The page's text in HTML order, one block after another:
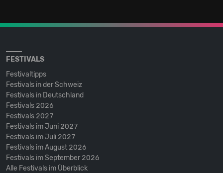
FESTIVALS
Festivaltipps
Festivals in der Schweiz
Festivals in Deutschland
Festivals 2026
Festivals 2027
Festivals im Juni 2027
Festivals im Juli 2027
Festivals im August 2026
Festivals im September 2026
Alle Festivals im Überblick